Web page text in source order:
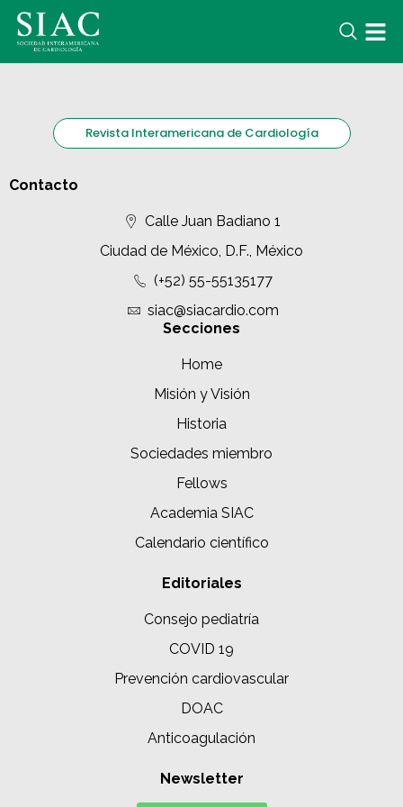
Revista Interamericana de Cardiología
Contacto
Calle Juan Badiano 1
Ciudad de México, D.F., México
(+52) 55-55135177
siac@siacardio.com
Secciones
Home
Misión y Visión
Historia
Sociedades miembro
Fellows
Academia SIAC
Calendario científico
Editoriales
Consejo pediatría
COVID 19
Prevención cardiovascular
DOAC
Anticoagulación
Newsletter